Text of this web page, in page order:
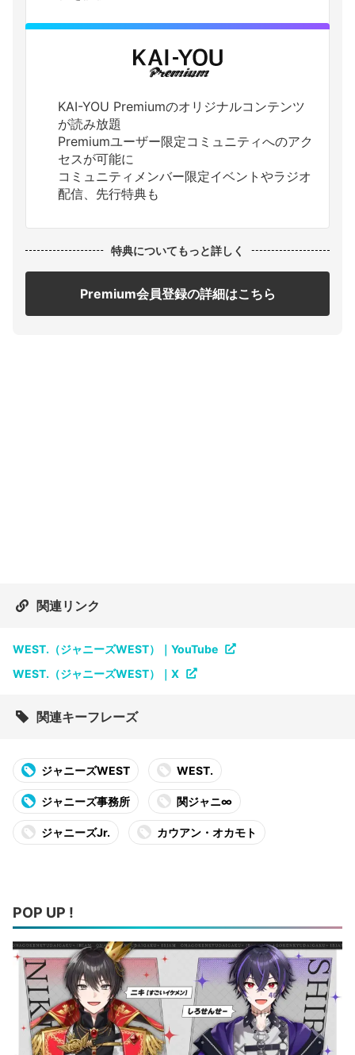
KAI-YOU Premiumのオリジナルコンテンツ
が読み放題
Premiumユーザー限定コミュニティへのアク
セスが可能に
コミュニティメンバー限定イベントやラジオ
配信、先行特典も
特典についてもっと詳しく
Premium会員登録の詳細はこちら
関連リンク
WEST.（ジャニーズWEST）｜YouTube
WEST.（ジャニーズWEST）｜X
関連キーフレーズ
ジャニーズWEST WEST.
ジャニーズ事務所 関ジャニ∞
ジャニーズJr. カウアン・オカモト
POP UP !